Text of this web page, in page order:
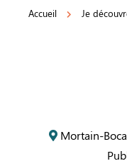
Accueil Je
Mortain-